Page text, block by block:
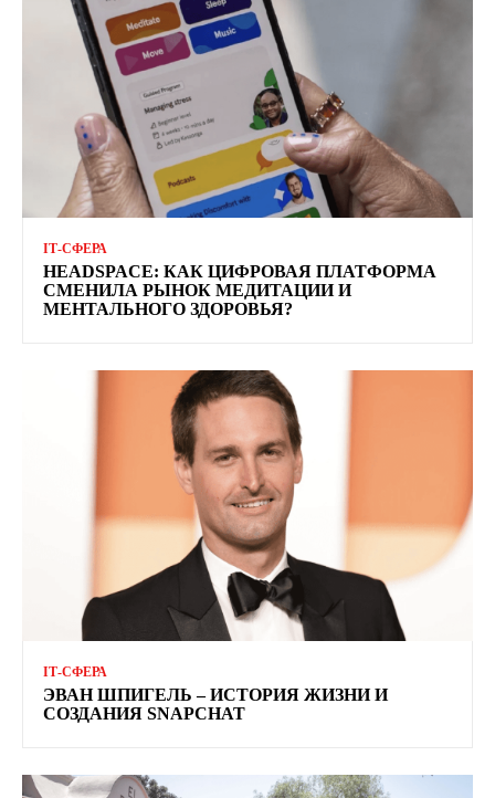
ІТ-СФЕРА
HEADSPACE: КАК ЦИФРОВАЯ ПЛАТФОРМА
СМЕНИЛА РЫНОК МЕДИТАЦИИ И
МЕНТАЛЬНОГО ЗДОРОВЬЯ?
ІТ-СФЕРА
ЭВАН ШПИГЕЛЬ – ИСТОРИЯ ЖИЗНИ И
СОЗДАНИЯ SNAPCHAT